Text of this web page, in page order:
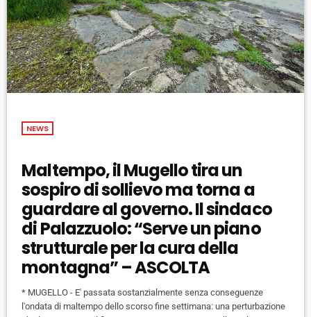
NEWS
Maltempo, il Mugello tira un
sospiro di sollievo ma torna a
guardare al governo. Il sindaco
di Palazzuolo: “Serve un piano
strutturale per la cura della
montagna” – ASCOLTA
* MUGELLO - E' passata sostanzialmente senza conseguenze
l'ondata di maltempo dello scorso fine settimana: una perturbazione